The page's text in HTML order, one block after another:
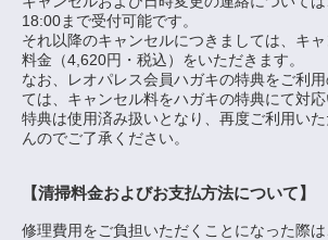
18:00まで受付可能です。
それ以降のキャンセルにつきましては、キ
料金（4,620円・税込）をいただきます。
なお、レオパレス会員ハガキの特典をご利用
ては、キャンセル料をハガキの特典にて対
特典は使用済み扱いとなり、再度ご利用い
んのでご了承ください。
【清掃料金およびお支払方法について】
修理費用をご負担いただくことになった際